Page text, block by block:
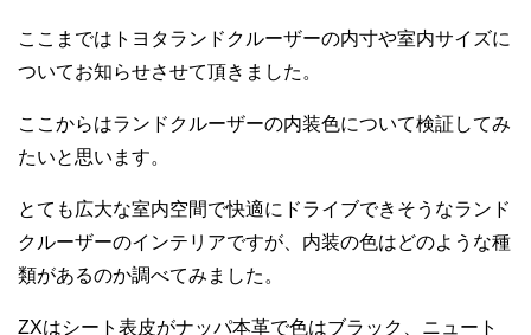
ここまではトヨタランドクルーザーの内寸や室内サイズに
ついてお知らせさせて頂きました。
ここからはランドクルーザーの内装色について検証してみ
たいと思います。
とても広大な室内空間で快適にドライブできそうなランド
クルーザーのインテリアですが、内装の色はどのような種
類があるのか調べてみました。
ZXはシート表皮がナッパ本革で色はブラック、ニュート